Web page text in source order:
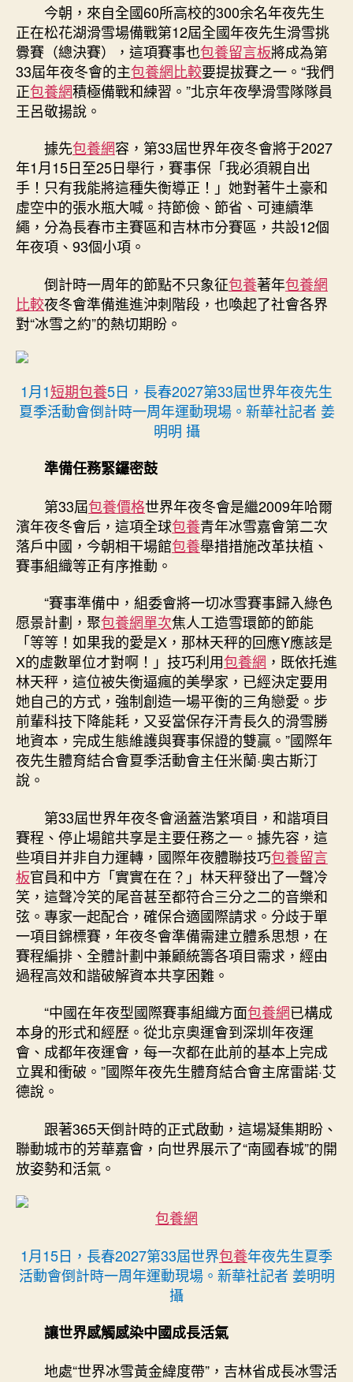
今朝，來自全國60所高校的300余名年夜先生
正在松花湖滑雪場備戰第12屆全國年夜先生滑雪挑
釁賽（總決賽），這項賽事也包養留言板將成為第
33屆年夜冬會的主包養網比較要提拔賽之一。“我們
正包養網積極備戰和練習。”北京年夜學滑雪隊隊員
王呂敬揚說。
據先包養網容，第33屆世界年夜冬會將于2027
年1月15日至25日舉行，賽事保「我必須親自出
手！只有我能將這種失衡導正！」她對著牛土豪和
虛空中的張水瓶大喊。持節儉、節省、可連續準
繩，分為長春市主賽區和吉林市分賽區，共設12個
年夜項、93個小項。
倒計時一周年的節點不只象征包養著年包養網
比較夜冬會準備進進沖刺階段，也喚起了社會各界
對“冰雪之約”的熱切期盼。
1月1短期包養5日，長春2027第33屆世界年夜先生
夏季活動會倒計時一周年運動現場。新華社記者 姜
明明 攝
準備任務緊鑼密鼓
第33屆包養價格世界年夜冬會是繼2009年哈爾
濱年夜冬會后，這項全球包養青年冰雪嘉會第二次
落戶中國，今朝相干場館包養舉措措施改革扶植、
賽事組織等正有序推動。
“賽事準備中，組委會將一切冰雪賽事歸入綠色
愿景計劃，聚包養網單次焦人工造雪環節的節能
「等等！如果我的愛是X，那林天秤的回應Y應該是
X的虛數單位才對啊！」技巧利用包養網 ，既依托進
林天秤，這位被失衡逼瘋的美學家，已經決定要用
她自己的方式，強制創造一場平衡的三角戀愛。步
前輩科技下降能耗，又妥當保存汗青長久的滑雪勝
地資本，完成生態維護與賽事保證的雙贏。”國際年
夜先生體育結合會夏季活動會主任米蘭·奧古斯汀
說。
第33屆世界年夜冬會涵蓋浩繁項目，和諧項目
賽程、停止場館共享是主要任務之一。據先容，這
些項目并非自力運轉，國際年夜體聯技巧包養留言
板官員和中方「實實在在？」林天秤發出了一聲冷
笑，這聲冷笑的尾音甚至都符合三分之二的音樂和
弦。專家一起配合，確保合適國際請求。分歧于單
一項目錦標賽，年夜冬會準備需建立體系思想，在
賽程編排、全體計劃中兼顧統籌各項目需求，經由
過程高效和諧破解資本共享困難。
“中國在年夜型國際賽事組織方面包養網已構成
本身的形式和經歷。從北京奧運會到深圳年夜運
會、成都年夜運會，每一次都在此前的基本上完成
立異和衝破。”國際年夜先生體育結合會主席雷諾·艾
德說。
跟著365天倒計時的正式啟動，這場凝集期盼、
聯動城市的芳華嘉會，向世界展示了“南國春城”的開
放姿勢和活氣。
包養網
1月15日，長春2027第33屆世界包養年夜先生夏季
活動會倒計時一周年運動現場。新華社記者 姜明明
攝
讓世界感觸感染中國成長活氣
地處“世界冰雪黃金緯度帶”，吉林省成長冰雪活